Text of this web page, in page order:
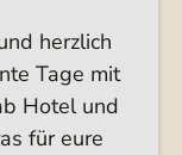
herzlich
Tage mit
Hotel und
für eure